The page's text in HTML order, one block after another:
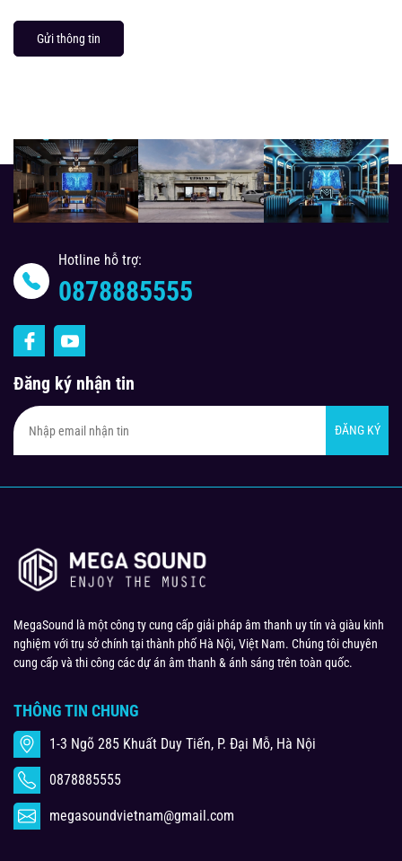
Gửi thông tin
Hotline hỗ trợ:
0878885555
Đăng ký nhận tin
ĐĂNG KÝ
MegaSound là một công ty cung cấp giải pháp âm thanh uy tín và giàu kinh
nghiệm với trụ sở chính tại thành phố Hà Nội, Việt Nam. Chúng tôi chuyên
cung cấp và thi công các dự án âm thanh & ánh sáng trên toàn quốc.
THÔNG TIN CHUNG
1-3 Ngõ 285 Khuất Duy Tiến, P. Đại Mỗ, Hà Nội
0878885555
megasoundvietnam@gmail.com